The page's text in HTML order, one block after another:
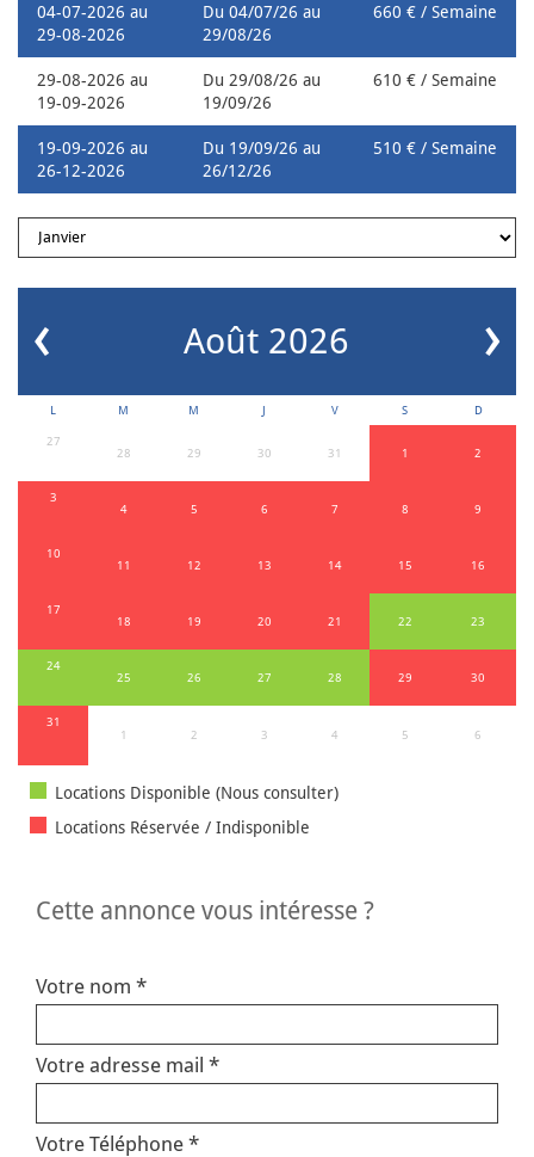
04-07-2026 au
29-08-2026
Du 04/07/26 au
29/08/26
660 € / Semaine
29-08-2026 au
19-09-2026
Du 29/08/26 au
19/09/26
610 € / Semaine
19-09-2026 au
26-12-2026
Du 19/09/26 au
26/12/26
510 € / Semaine
‹ Août 2026 ›
L M M J V S D
27
28
29 30 31 1 2
3
4
5 6 7 8 9
10
11
12 13 14 15 16
17
18
19 20 21 22 23
24
25
26 27 28 29 30
31
1
2 3 4 5 6
Locations Disponible (Nous consulter)
Locations Réservée / Indisponible
cette annonce vous intéresse ?
Votre nom *
Votre adresse mail *
Votre Téléphone *